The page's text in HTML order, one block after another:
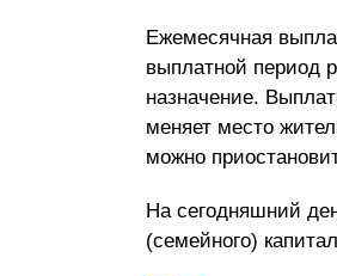
Ежемесячная
выплатной период
назначение.
меняет место
можно
На сегодняшний
(семейного)